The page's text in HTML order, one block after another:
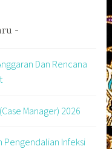
Dan Rencana
Manager) 2026
Infeksi